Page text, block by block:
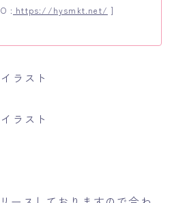
: https://hysmkt.net/ ]